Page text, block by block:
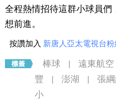
全程熱情招待這群小球員們
想前進。
按讚加入 新唐人亞太電視台粉
棒球 遠東航空
豐
澎湖 張
小